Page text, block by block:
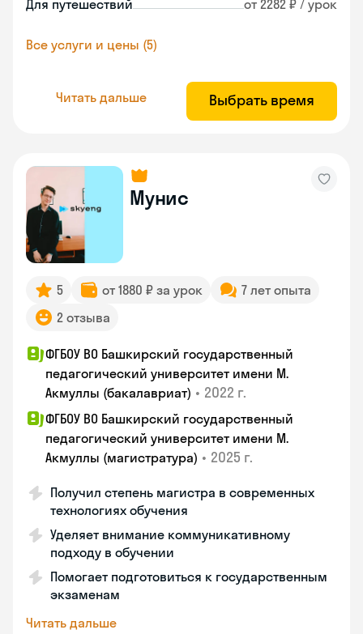
Для путешествий от 2282 ₽ / урок
Все услуги и цены (5)
Читать дальше Выбрать время
Мунис
5 от 1880 ₽ за урок
7 лет опыта
2 отзыва
ФГБОУ ВО Башкирский государственный
педагогический университет имени М.
Акмуллы (бакалавриат) • 2022 г.
ФГБОУ ВО Башкирский государственный
педагогический университет имени М.
Акмуллы (магистратура) • 2025 г.
Получил степень магистра в современных
технологиях обучения
Уделяет внимание коммуникативному
подходу в обучении
Помогает подготовиться к государственным
экзаменам
Читать дальше